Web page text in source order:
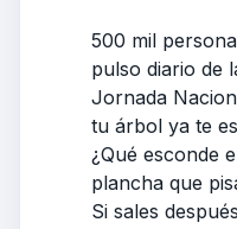
500 mil
pulso diario de
Jornada
tu árbol ya te
¿Qué esconde
plancha que
Si sales